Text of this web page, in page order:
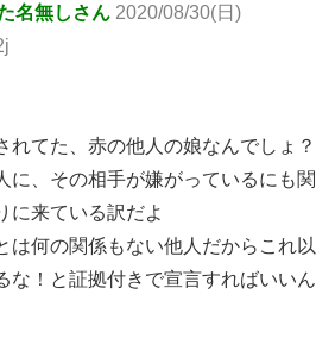
名無しさん 2020/08/30(日)
れてた、赤の他人の娘なんでしょ？
に、その相手が嫌がっているにも関
に来ている訳だよ
は何の関係もない他人だからこれ以
な！と証拠付きで宣言すればいいん